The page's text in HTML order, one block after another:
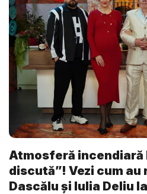
Atmosferă incendiară
discută”! Vezi cum
Dascălu și Iulia Deliu